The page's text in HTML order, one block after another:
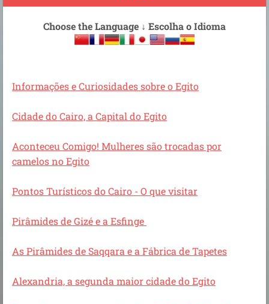
Choose the Language ↓ Escolha o Idioma
Informações e Curiosidades sobre o Egito
Cidade do Cairo, a Capital do Egito
Aconteceu Comigo! Mulheres são trocadas por
camelos no Egito
Pontos Turísticos do Cairo - O que visitar
Pirâmides de Gizé e a Esfinge
As Pirâmides de Saqqara e a Fábrica de Tapetes
Alexandria, a segunda maior cidade do Egito